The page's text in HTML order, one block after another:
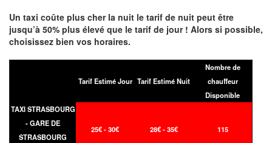
Un taxi coûte plus cher la nuit le tarif de nuit peut être
jusqu’à 50% plus élevé que le tarif de jour ! Alors si possible,
choisissez bien vos horaires.
Tarif Estimé Jour Tarif Estimé Nuit
Nombre de
chauffeur
Disponible
TAXI STRASBOURG
- GARE DE
STRASBOURG
25€ - 30€ 28€ - 35€ 115